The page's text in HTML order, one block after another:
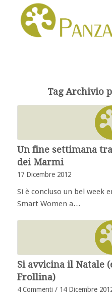
Tag Archivio
Un fine settimana
dei Marmi
17 Dicembre 2012
Si è concluso un bel week
Smart Women a…
Si avvicina il Natale
Frollina)
4 Commenti / 14 Dicembre